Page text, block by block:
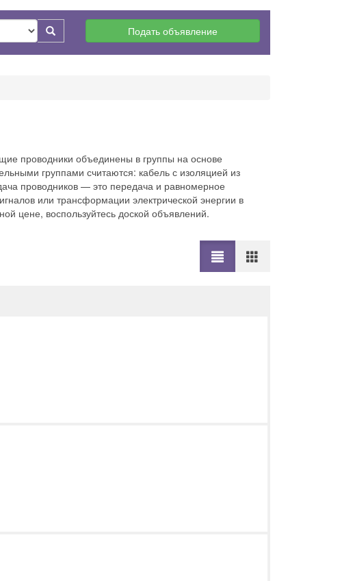
Подать объявление
проводники объединены в группы на основе
группами считаются: кабель с изоляцией из
проводников — это передача и равномерное
или трансформации электрической энергии в
цене, воспользуйтесь доской объявлений.